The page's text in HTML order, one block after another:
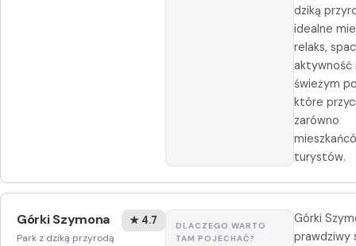
dziką
idealne
relaks,
aktywność
świeżym
które
zarówno
turystów.
Górki Szymona
Park z dziką przyrodą
★ 4.7
DLACZEGO WARTO
TAM POJECHAĆ?
Górki
prawdziwy